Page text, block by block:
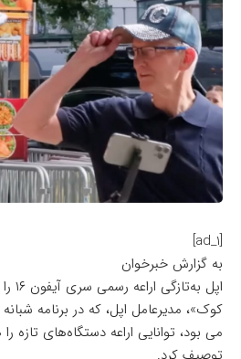
[ad_1]
به گزارش خبرخوان
کوک»، مدیرعامل اپل، که در برنامه
می بود، توانایی اراعه دستگاه‌های تازه